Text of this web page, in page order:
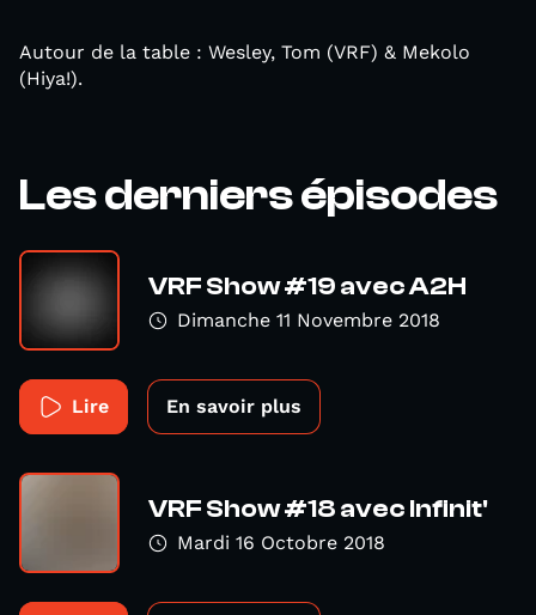
Autour de la table : Wesley, Tom (VRF) & Mekolo
(Hiya!).
Les derniers épisodes
VRF Show #19 avec A2H
Dimanche 11 Novembre 2018
Lire En savoir plus
VRF Show #18 avec Infinit'
Mardi 16 Octobre 2018